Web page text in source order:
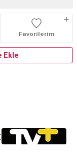
Favorilerim
Ekle